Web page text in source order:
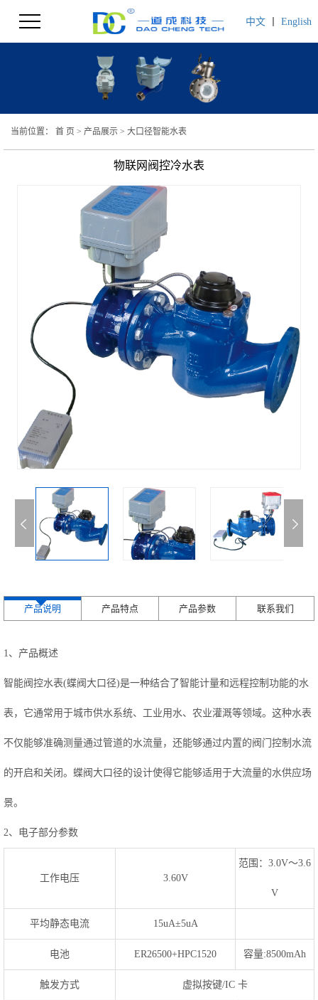
中文 丨English
当前位置： 首 页 > 产品展示 > 大口径智能水表
物联网阀控冷水表
产品说明 产品特点 产品参数 联系我们
1、产品概述
智能阀控水表(蝶阀大口径)是一种结合了智能计量和远程控制功能的水
表，它通常用于城市供水系统、工业用水、农业灌溉等领域。这种水表
不仅能够准确测量通过管道的水流量，还能够通过内置的阀门控制水流
的开启和关闭。蝶阀大口径的设计使得它能够适用于大流量的水供应场
景。
2、电子部分参数
工作电压 3.60V
范围：3.0V～3.6
V
平均静态电流 15uA±5uA
电池 ER26500+HPC1520 容量:8500mAh
触发方式 虚拟按键/IC 卡